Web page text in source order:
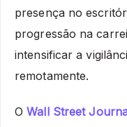
presença no
progressão na
intensificar a
remotamente.
OWall Street